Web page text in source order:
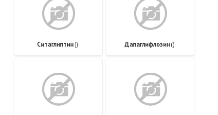
Ситаглиптин() Дапаглифлозин()